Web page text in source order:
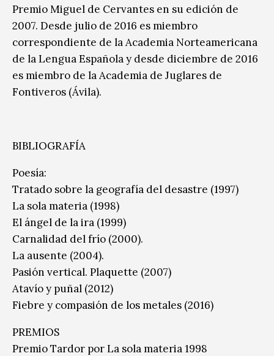
Premio Miguel de Cervantes en su edición de
2007. Desde julio de 2016 es miembro
correspondiente de la Academia Norteamericana
de la Lengua Española y desde diciembre de 2016
es miembro de la Academia de Juglares de
Fontiveros (Ávila).
BIBLIOGRAFÍA
Poesía:
Tratado sobre la geografía del desastre (1997)
La sola materia (1998)
El ángel de la ira (1999)
Carnalidad del frío (2000).
La ausente (2004).
Pasión vertical. Plaquette (2007)
Atavío y puñal (2012)
Fiebre y compasión de los metales (2016)
PREMIOS
Premio Tardor por La sola materia 1998